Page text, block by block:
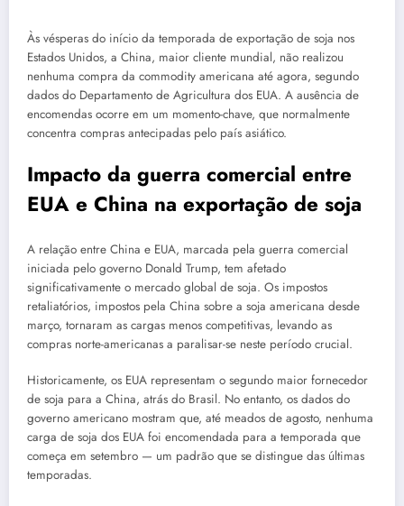
Às vésperas do início da temporada de exportação de soja nos
Estados Unidos, a China, maior cliente mundial, não realizou
nenhuma compra da commodity americana até agora, segundo
dados do Departamento de Agricultura dos EUA. A ausência de
encomendas ocorre em um momento-chave, que normalmente
concentra compras antecipadas pelo país asiático.
Impacto da guerra comercial entre
EUA e China na exportação de soja
A relação entre China e EUA, marcada pela guerra comercial
iniciada pelo governo Donald Trump, tem afetado
significativamente o mercado global de soja. Os impostos
retaliatórios, impostos pela China sobre a soja americana desde
março, tornaram as cargas menos competitivas, levando as
compras norte-americanas a paralisar-se neste período crucial.
Historicamente, os EUA representam o segundo maior fornecedor
de soja para a China, atrás do Brasil. No entanto, os dados do
governo americano mostram que, até meados de agosto, nenhuma
carga de soja dos EUA foi encomendada para a temporada que
começa em setembro — um padrão que se distingue das últimas
temporadas.